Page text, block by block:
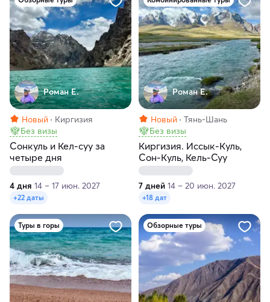
Роман Е.
Новый
Киргизия
Без визы
Сонкуль и Кел-суу за
четыре дня
4 дня 14 – 17 июн. 2027
+22 даты
Роман Е.
Новый
Тянь-Шань
Без визы
Киргизия. Иссык-Куль,
Сон-Куль, Кель-Суу
7 дней 14 – 20 июн. 2027
+18 дат
Туры в горы Обзорные туры